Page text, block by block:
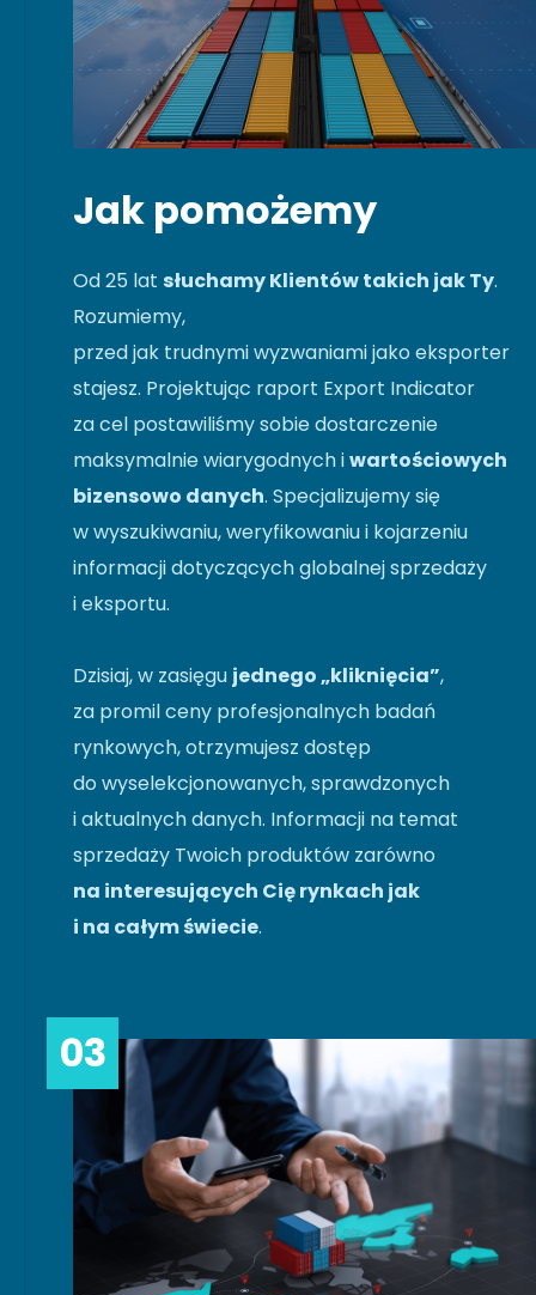
Jak pomożemy
Od 25 lat słuchamy Klientów takich jak Ty.
Rozumiemy,
przed jak trudnymi wyzwaniami jako eksporter
stajesz. Projektując raport Export Indicator
za cel postawiliśmy sobie dostarczenie
maksymalnie wiarygodnych iwartościowych
bizensowo danych. Specjalizujemy się
w wyszukiwaniu, weryfikowaniu i kojarzeniu
informacji dotyczących globalnej sprzedaży
i eksportu.
Dzisiaj, w zasięgu jednego „kliknięcia”,
za promil ceny profesjonalnych badań
rynkowych, otrzymujesz dostęp
do wyselekcjonowanych, sprawdzonych
i aktualnych danych. Informacji na temat
sprzedaży Twoich produktów zarówno
na interesujących Cię rynkach jak
i na całym świecie.
03